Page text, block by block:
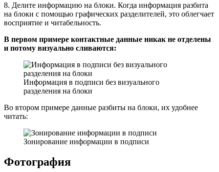
8. Делите информацию на блоки. Когда информация разбита
на блоки с помощью графических разделителей, это облегчает
восприятие и читабельность.
В первом примере контактные данные никак не отделены
и потому визуально сливаются:
Информация в подписи без визуального
разделения на блоки
Во втором примере данные разбиты на блоки, их удобнее
читать:
Зонирование информации в подписи
Фотография